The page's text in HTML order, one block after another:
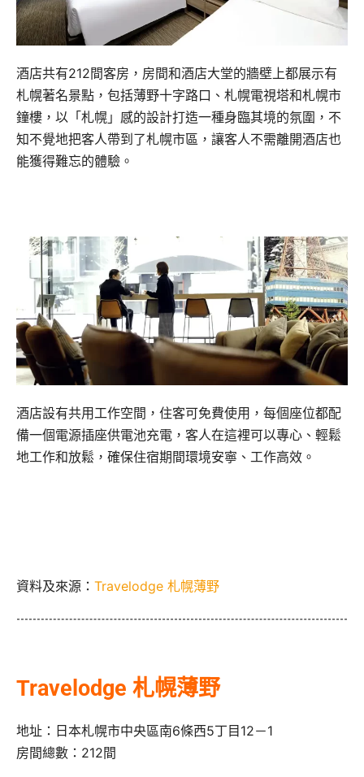
酒店共有212間客房，房間和酒店大堂的牆壁上都展示有
札幌著名景點，包括薄野十字路口、札幌電視塔和札幌市
鐘樓，以「札幌」感的設計打造一種身臨其境的氛圍，不
知不覺地把客人帶到了札幌市區，讓客人不需離開酒店也
能獲得難忘的體驗。
酒店設有共用工作空間，住客可免費使用，每個座位都配
備一個電源插座供電池充電，客人在這裡可以專心、輕鬆
地工作和放鬆，確保住宿期間環境安寧、工作高效。
資料及來源： Travelodge 札幌薄野
Travelodge 札幌薄野
地址：日本札幌市中央區南6條西5丁目12－1
房間總數：212間